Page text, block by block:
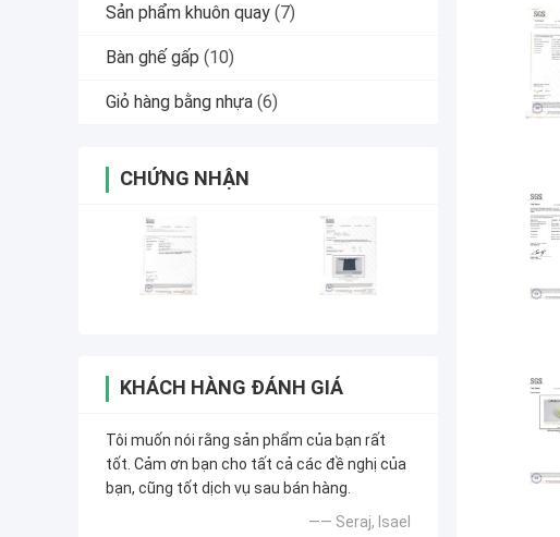
Sản phẩm khuôn quay (7)
Bàn ghế gấp (10)
Giỏ hàng bằng nhựa (6)
CHỨNG NHẬN
KHÁCH HÀNG ĐÁNH GIÁ
Tôi muốn nói rằng sản phẩm của bạn rất
tốt. Cảm ơn bạn cho tất cả các đề nghị của
bạn, cũng tốt dịch vụ sau bán hàng.
—— Seraj, Isael